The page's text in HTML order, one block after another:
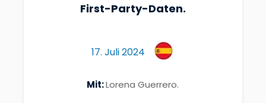
First-Party-Daten.
17. Juli 2024
Mit:Lorena Guerrero.